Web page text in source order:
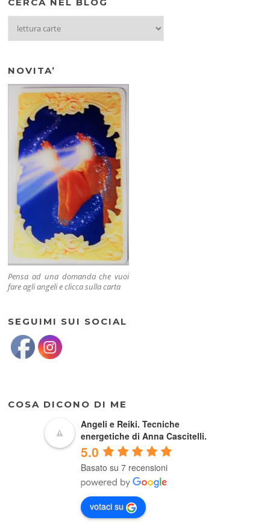
NEL
NOVITA’
Pensa ad una domanda che vuoi
fare agli angeli e clicca sulla carta
SEGUIMI SUI SOCIAL
COSA DICONO DI ME
Angeli e Reiki. Tecniche
energetiche di Anna Cascitelli.
5.0
Basato su 7 recensioni
votaci su